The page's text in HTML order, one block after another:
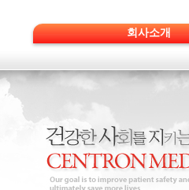
회사소개